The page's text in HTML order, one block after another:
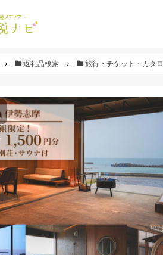
返礼品検索 旅行・チケット・カタ